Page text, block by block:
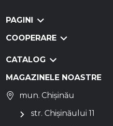
PAGINI
COOPERARE
CATALOG
MAGAZINELE NOASTRE
mun. Chișinău
str. Chișinăului 11